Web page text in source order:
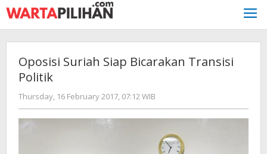
Skip
to
content
Oposisi Suriah Siap Bicarakan Transisi
Politik
Thursday, 16 February 2017, 07:12 WIB
redaksi